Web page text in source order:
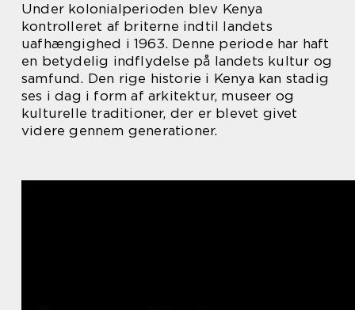
Under kolonialperioden blev Kenya
kontrolleret af briterne indtil landets
uafhængighed i 1963. Denne periode har haft
en betydelig indflydelse på landets kultur og
samfund. Den rige historie i Kenya kan stadig
ses i dag i form af arkitektur, museer og
kulturelle traditioner, der er blevet givet
videre gennem generationer.